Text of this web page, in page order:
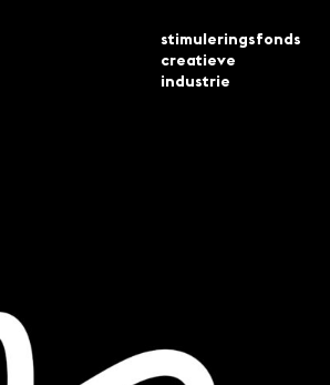
stimuleringsfonds
creatieve
industrie
onderzoek naar de meerkosten van
fair pay gereed